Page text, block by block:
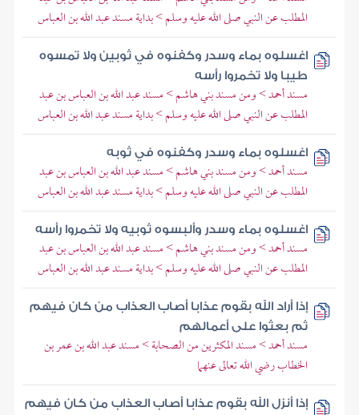
المطلب عن النبي صلى الله عليه وسلم > بداية مسند عبد الله بن العباس
اغسلوه بماء وسدر وكفنوه في ثوبين ولا تمسوه
طيبا ولا تخمروا رأسه
مسند أحمد > ومن مسند بني هاشم > مسند عبد الله بن العباس بن عبد
المطلب عن النبي صلى الله عليه وسلم > بداية مسند عبد الله بن العباس
اغسلوه بماء وسدر وكفنوه في ثوبه
مسند أحمد > ومن مسند بني هاشم > مسند عبد الله بن العباس بن عبد
المطلب عن النبي صلى الله عليه وسلم > بداية مسند عبد الله بن العباس
اغسلوه بماء وسدر وألبسوه ثوبيه ولا تخمروا رأسه
مسند أحمد > ومن مسند بني هاشم > مسند عبد الله بن العباس بن عبد
المطلب عن النبي صلى الله عليه وسلم > بداية مسند عبد الله بن العباس
إذا أراد الله بقوم عذابا أصاب العذاب من كان فيهم
ثم بعثوا على أعمالهم
مسند أحمد > مسند المكثرين من الصحابة > مسند عبد الله بن عمر بن
الخطاب رضي الله تعالى عنهما
إذا أنزل الله بقوم عذابا أصاب العذاب من كان فيهم